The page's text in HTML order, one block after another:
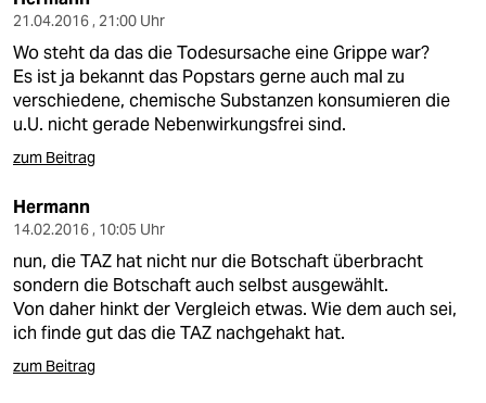
21.04.2016 , 21:00 Uhr
Wo steht da das die Todesursache eine Grippe war?
Es ist ja bekannt das Popstars gerne auch mal zu
verschiedene, chemische Substanzen konsumieren die
u.U. nicht gerade Nebenwirkungsfrei sind.
zum Beitrag
Hermann
14.02.2016 , 10:05 Uhr
nun, die TAZ hat nicht nur die Botschaft überbracht
sondern die Botschaft auch selbst ausgewählt.
Von daher hinkt der Vergleich etwas. Wie dem auch sei,
ich finde gut das die TAZ nachgehakt hat.
zum Beitrag